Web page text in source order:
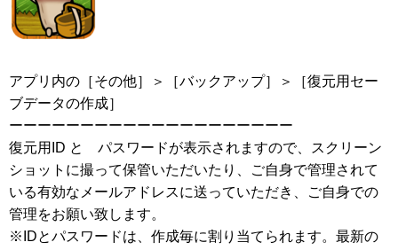
アプリ内の［その他］＞［バックアップ］＞［復元用セー
ブデータの作成］
ーーーーーーーーーーーーーーーーーーーー
復元用ID と パスワードが表示されますので、スクリーン
ショットに撮って保管いただいたり、ご自身で管理されて
いる有効なメールアドレスに送っていただき、ご自身での
管理をお願い致します。
※IDとパスワードは、作成毎に割り当てられます。最新の